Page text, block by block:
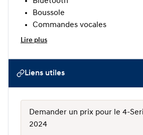
Boussole
Commandes vocales
Lire plus
Liens utiles
Demander un prix pour le 4-
2024